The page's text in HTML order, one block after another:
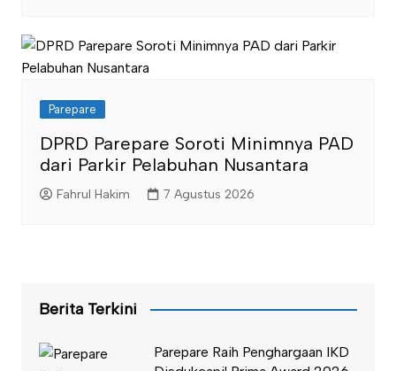
Parepare
DPRD Parepare Soroti Minimnya PAD
dari Parkir Pelabuhan Nusantara
Fahrul Hakim 7 Agustus 2026
Berita Terkini
Parepare Raih Penghargaan IKD